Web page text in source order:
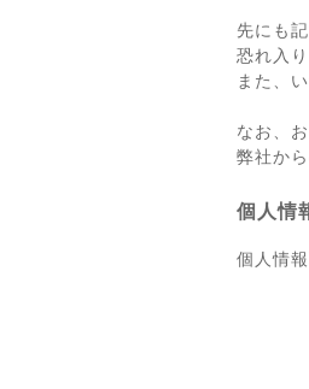
先にも
恐れ入
また、
なお、
弊社か
個人情
個人情